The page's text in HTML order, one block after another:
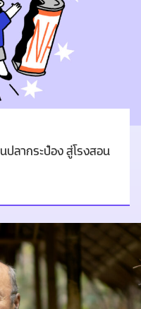
นปลากระป๋อง สู่โรงสอน